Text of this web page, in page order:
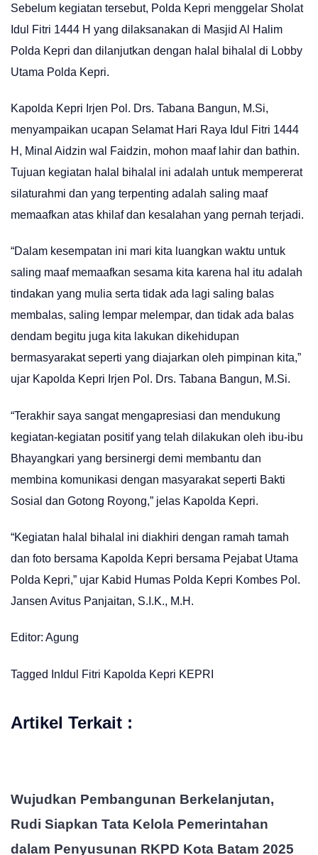
Sebelum kegiatan tersebut, Polda Kepri menggelar Sholat
Idul Fitri 1444 H yang dilaksanakan di Masjid Al Halim
Polda Kepri dan dilanjutkan dengan halal bihalal di Lobby
Utama Polda Kepri.
Kapolda Kepri Irjen Pol. Drs. Tabana Bangun, M.Si,
menyampaikan ucapan Selamat Hari Raya Idul Fitri 1444
H, Minal Aidzin wal Faidzin, mohon maaf lahir dan bathin.
Tujuan kegiatan halal bihalal ini adalah untuk mempererat
silaturahmi dan yang terpenting adalah saling maaf
memaafkan atas khilaf dan kesalahan yang pernah terjadi.
“Dalam kesempatan ini mari kita luangkan waktu untuk
saling maaf memaafkan sesama kita karena hal itu adalah
tindakan yang mulia serta tidak ada lagi saling balas
membalas, saling lempar melempar, dan tidak ada balas
dendam begitu juga kita lakukan dikehidupan
bermasyarakat seperti yang diajarkan oleh pimpinan kita,”
ujar Kapolda Kepri Irjen Pol. Drs. Tabana Bangun, M.Si.
“Terakhir saya sangat mengapresiasi dan mendukung
kegiatan-kegiatan positif yang telah dilakukan oleh ibu-ibu
Bhayangkari yang bersinergi demi membantu dan
membina komunikasi dengan masyarakat seperti Bakti
Sosial dan Gotong Royong,” jelas Kapolda Kepri.
“Kegiatan halal bihalal ini diakhiri dengan ramah tamah
dan foto bersama Kapolda Kepri bersama Pejabat Utama
Polda Kepri,” ujar Kabid Humas Polda Kepri Kombes Pol.
Jansen Avitus Panjaitan, S.I.K., M.H.
Editor: Agung
Tagged In Idul Fitri Kapolda Kepri KEPRI
Artikel Terkait :
Wujudkan Pembangunan Berkelanjutan,
Rudi Siapkan Tata Kelola Pemerintahan
dalam Penyusunan RKPD Kota Batam 2025